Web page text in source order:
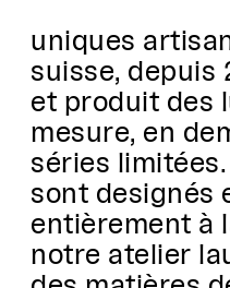
uniques
suisse, depuis
et produit des
mesure, en
séries
sont designés
entièrement à
notre atelier